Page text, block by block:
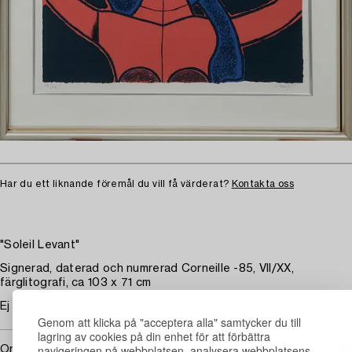
Genom att klicka på "acceptera alla" samtycker du till
lagring av cookies på din enhet för att förbättra
Har du ett liknande föremål du vill få värderat? Kontakta oss
"Soleil Levant"
Signerad, daterad och numrerad Corneille -85, VII/XX,
färglitografi, ca 103 x 71 cm
Ej examinerad ur ram.
Omfattas av följerätt